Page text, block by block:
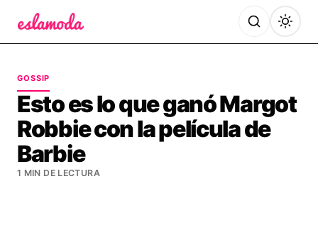
GOSSIP
Esto es lo que ganó Margot
Robbie con la película de
Barbie
1 MIN DE LECTURA